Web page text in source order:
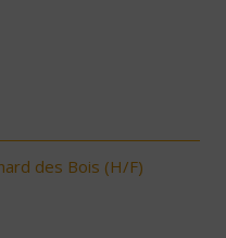
des Bois (H/F)